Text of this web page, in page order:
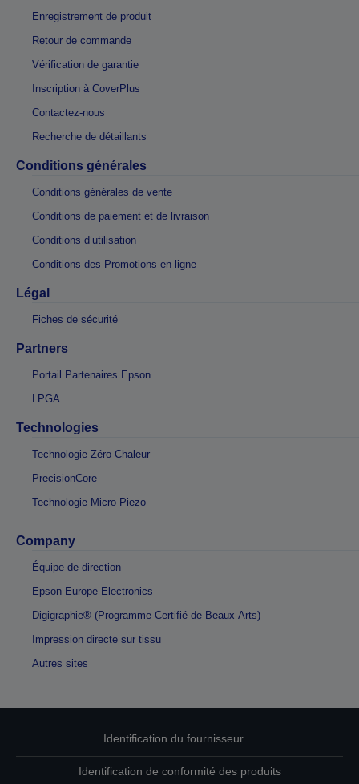
Enregistrement de produit
Retour de commande
Vérification de garantie
Inscription à CoverPlus
Contactez-nous
Recherche de détaillants
Conditions générales
Conditions générales de vente
Conditions de paiement et de livraison
Conditions d’utilisation
Conditions des Promotions en ligne
Légal
Fiches de sécurité
Partners
Portail Partenaires Epson
LPGA
Technologies
Technologie Zéro Chaleur
PrecisionCore
Technologie Micro Piezo
Company
Équipe de direction
Epson Europe Electronics
Digigraphie® (Programme Certifié de Beaux-Arts)
Impression directe sur tissu
Autres sites
Identification du fournisseur
Identification de conformité des produits